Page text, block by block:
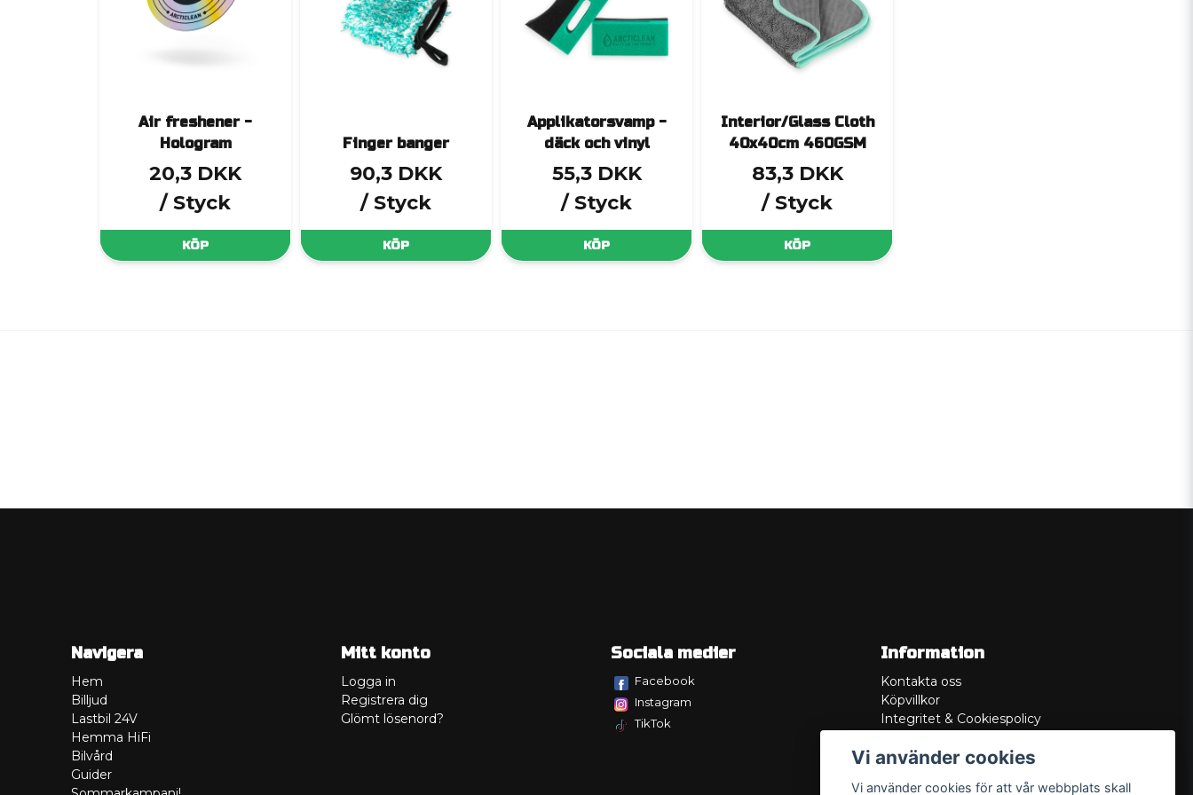
Air freshener -
Hologram
20,3 DKK
/ Styck
KÖP
Finger banger
90,3 DKK
/ Styck
KÖP
Applikatorsvamp -
däck och vinyl
55,3 DKK
/ Styck
KÖP
Interior/Glass Cloth
40x40cm 460GSM
83,3 DKK
/ Styck
KÖP
Navigera
Hem
Billjud
Lastbil 24V
Hemma HiFi
Bilvård
Guider
Mitt konto
Logga in
Registrera dig
Glömt lösenord?
Sociala medier
Facebook
Instagram
TikTok
Information
Kontakta oss
Köpvillkor
Integritet & Cookiespolicy
Service/Garanti
Vi använder cookies
Vi använder cookies för att vår webbplats skall